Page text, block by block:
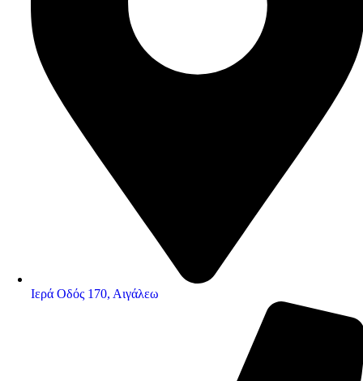
Ιερά Οδός 170, Αιγάλεω